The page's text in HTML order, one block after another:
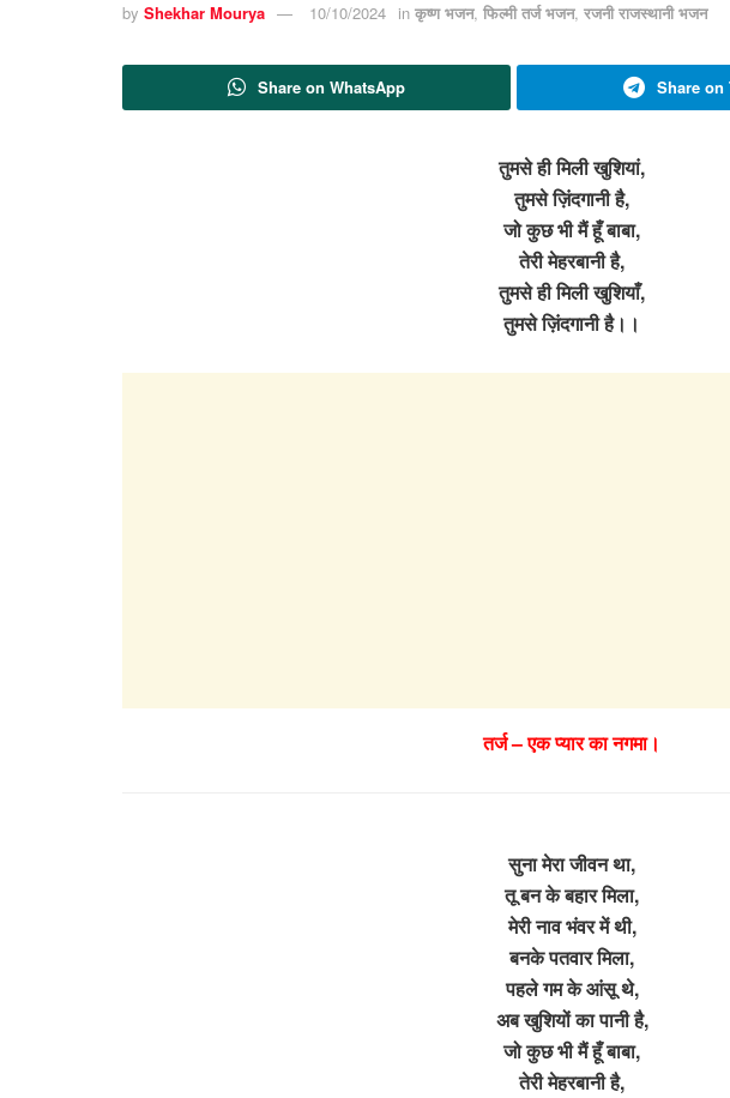
by Shekhar Mourya 10/10/2024 in कृष्ण भजन, फिल्मी तर्ज भजन, रजनी राजस्थानी भजन
Share on WhatsApp Share on
तुमसे ही मिली खुशियां,
तुमसे ज़िंदगानी है,
जो कुछ भी मैं हूँ बाबा,
तेरी मेहरबानी है,
तुमसे ही मिली खुशियाँ,
तुमसे ज़िंदगानी है।।
तर्ज – एक प्यार का नगमा।
सुना मेरा जीवन था,
तू बन के बहार मिला,
मेरी नाव भंवर में थी,
बनके पतवार मिला,
पहले गम के आंसू थे,
अब खुशियों का पानी है,
जो कुछ भी मैं हूँ बाबा,
तेरी मेहरबानी है,